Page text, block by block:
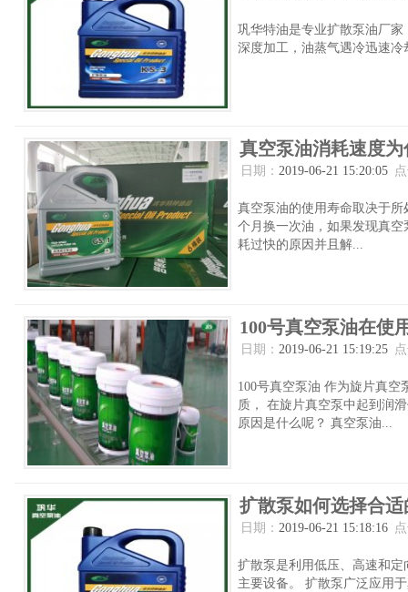
巩华特油是专业扩散泵油厂
深度加工，油蒸气遇冷迅速
真空泵油消耗速度
日期： 2019-06-21 15:20:05
真空泵油的使用寿命取决于
个月换一次油，如果发现真
耗过快的原因并且解...
100号真空泵油在使
日期： 2019-06-21 15:19:25
100号真空泵油 作为旋片真空
质， 在旋片真空泵中起到润
原因是什么呢？ 真空泵油...
扩散泵如何选择合
日期： 2019-06-21 15:18:16
扩散泵是利用低压、高速和
主要设备。 扩散泵广泛应用